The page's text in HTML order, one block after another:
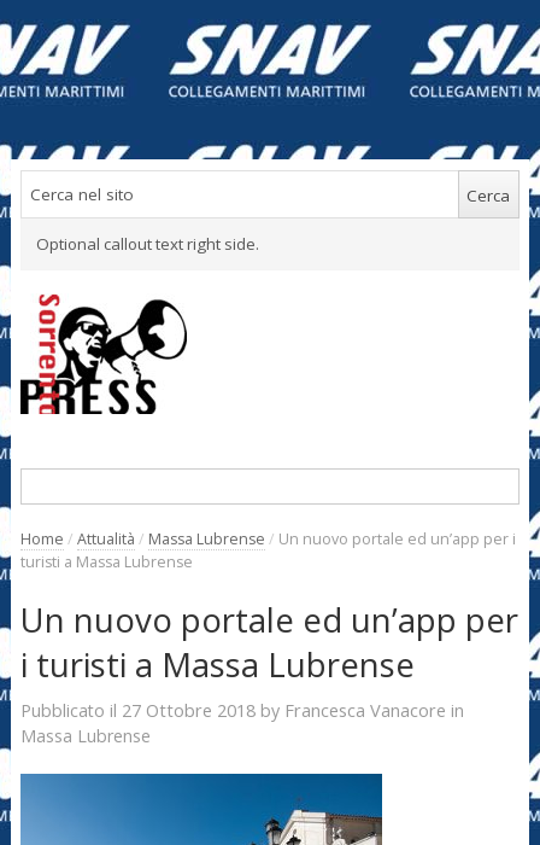
Optional callout text right side.
Home / Attualità / Massa Lubrense / Un nuovo portale ed un’app per i
turisti a Massa Lubrense
Un nuovo portale ed un’app per
i turisti a Massa Lubrense
Pubblicato il 27 Ottobre 2018by Francesca Vanacore in
Massa Lubrense